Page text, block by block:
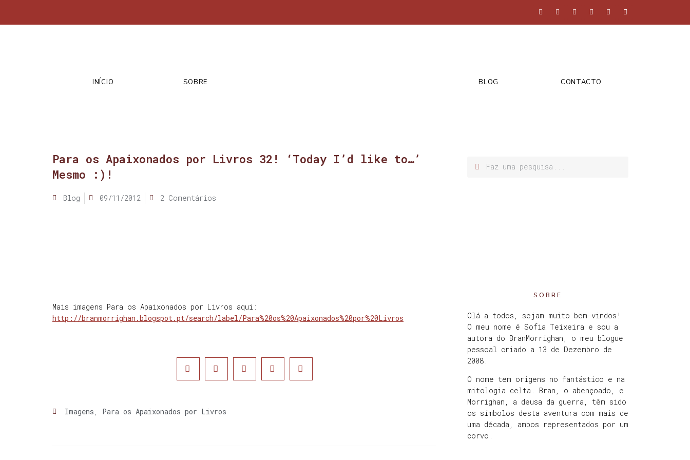
INÍCIO SOBRE BLOG CONTACTO
Para os Apaixonados por Livros 32! ‘Today I’d like to…’
Mesmo :)!
Blog 09/11/2012 2 Comentários
Mais imagens Para os Apaixonados por Livros aqui:
http://branmorrighan.blogspot.pt/search/label/Para%20os%20Apaixonados%20por%20Livros
Imagens Para os Apaixonados por Livros
SOBRE
Olá a todos, sejam muito bem-vindos!
O meu nome é Sofia Teixeira e sou a
autora do BranMorrighan, o meu blogue
pessoal criado a 13 de Dezembro de
2008.
O nome tem origens no fantástico e na
mitologia celta. Bran, o abençoado, e
Morrighan, a deusa da guerra, têm sido
os símbolos desta aventura com mais de
uma década, ambos representados por um
corvo.